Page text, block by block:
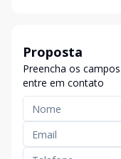
Proposta
Preencha os
entre em contato